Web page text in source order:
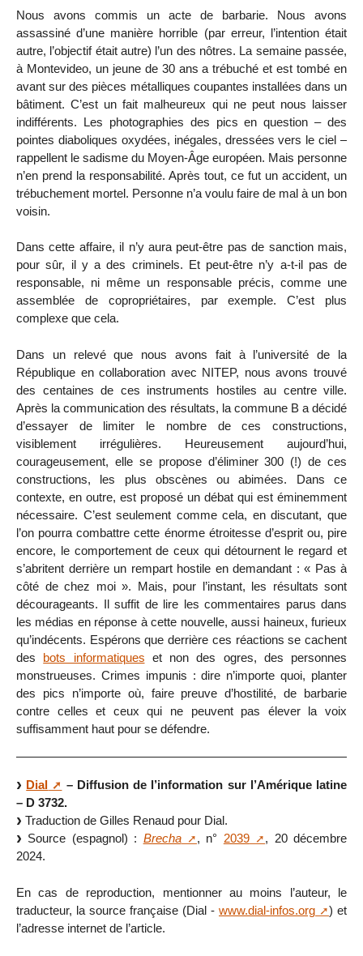
Nous avons commis un acte de barbarie. Nous avons
assassiné d’une manière horrible (par erreur, l’intention était
autre, l’objectif était autre) l’un des nôtres. La semaine passée,
à Montevideo, un jeune de 30 ans a trébuché et est tombé en
avant sur des pièces métalliques coupantes installées dans un
bâtiment. C’est un fait malheureux qui ne peut nous laisser
indifférents. Les photographies des pics en question – des
pointes diaboliques oxydées, inégales, dressées vers le ciel –
rappellent le sadisme du Moyen-Âge européen. Mais personne
n’en prend la responsabilité. Après tout, ce fut un accident, un
trébuchement mortel. Personne n’a voulu faire de mal à un bon
voisin.
Dans cette affaire, il n’y aura peut-être pas de sanction mais,
pour sûr, il y a des criminels. Et peut-être n’y a-t-il pas de
responsable, ni même un responsable précis, comme une
assemblée de copropriétaires, par exemple. C’est plus
complexe que cela.
Dans un relevé que nous avons fait à l’université de la
République en collaboration avec NITEP, nous avons trouvé
des centaines de ces instruments hostiles au centre ville.
Après la communication des résultats, la commune B a décidé
d’essayer de limiter le nombre de ces constructions,
visiblement irrégulières. Heureusement aujourd’hui,
courageusement, elle se propose d’éliminer 300 (!) de ces
constructions, les plus obscènes ou abimées. Dans ce
contexte, en outre, est proposé un débat qui est éminemment
nécessaire. C’est seulement comme cela, en discutant, que
l’on pourra combattre cette énorme étroitesse d’esprit ou, pire
encore, le comportement de ceux qui détournent le regard et
s’abritent derrière un rempart hostile en demandant : « Pas à
côté de chez moi ». Mais, pour l’instant, les résultats sont
décourageants. Il suffit de lire les commentaires parus dans
les médias en réponse à cette nouvelle, aussi haineux, furieux
qu’indécents. Espérons que derrière ces réactions se cachent
des bots informatiques et non des ogres, des personnes
monstrueuses. Crimes impunis : dire n’importe quoi, planter
des pics n’importe où, faire preuve d’hostilité, de barbarie
contre celles et ceux qui ne peuvent pas élever la voix
suffisamment haut pour se défendre.
Dial
– Diffusion de l’information sur l’Amérique latine
– D 3732.
Traduction de Gilles Renaud pour Dial.
Source (espagnol) : Brecha , n° 2039
, 20 décembre
2024.
En cas de reproduction, mentionner au moins l’auteur, le
traducteur, la source française (Dial - www.dial-infos.org
) et
l’adresse internet de l’article.